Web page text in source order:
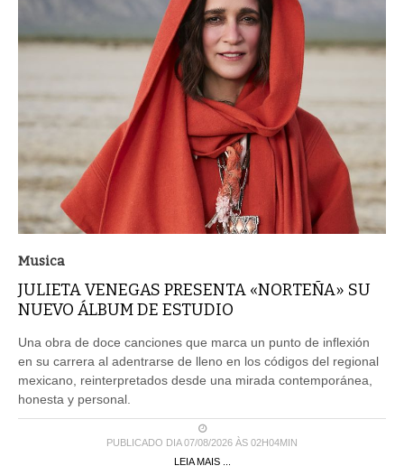
JULIETA VENEGAS PRESENTA «NORTEÑA» SU
NUEVO ÁLBUM DE ESTUDIO
en su carrera al adentrarse de lleno en los códigos del regional
mexicano, reinterpretados desde una mirada contemporánea,
honesta y personal.
PUBLICADO DIA 07/08/2026 ÀS 02H04MIN
LEIA MAIS ...